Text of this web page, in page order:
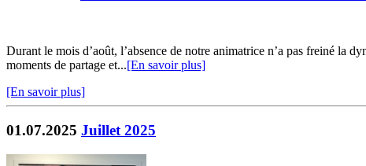
Durant le mois d’août, l’absence de notre animatrice n’a pas freiné la
moments de partage et...[En savoir plus]
[En savoir plus]
01.07.2025 Juillet 2025